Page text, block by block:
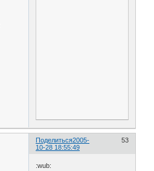
Поделиться 53
2005-
10-28 18:55:49
:wub: